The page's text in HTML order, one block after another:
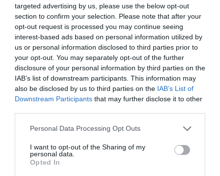
targeted advertising by us, please use the below opt-out
section to confirm your selection. Please note that after your
opt-out request is processed you may continue seeing
interest-based ads based on personal information utilized by
us or personal information disclosed to third parties prior to
your opt-out. You may separately opt-out of the further
disclosure of your personal information by third parties on the
IAB’s list of downstream participants. This information may
also be disclosed by us to third parties on the IAB’s List of
Downstream Participants that may further disclose it to other
Personal Data Processing Opt Outs
I want to opt-out of the Sharing of my
personal data.
Opted In
Ακολουθήστε το Powergame.gr στοGoogle
Newsγια άμεση και έγκυρη οικονομική
TAGS: VOUCHER ΕΣΠΑ ΠΑΙΔΙΚΟΙ ΣΤΑΘΜΟΙ